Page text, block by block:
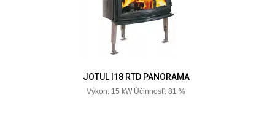
JOTUL I18 RTD PANORAMA
Výkon: 15 kW Účinnosť: 81 %